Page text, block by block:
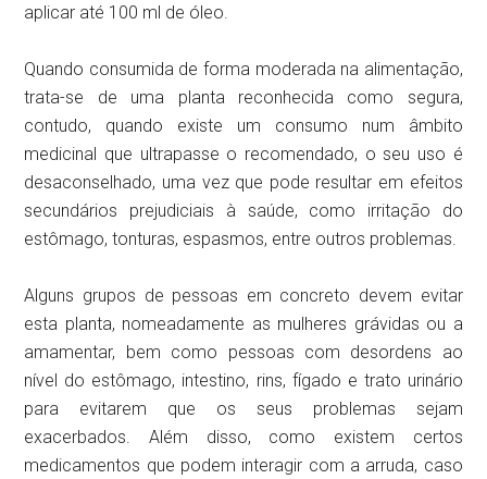
aplicar até 100 ml de óleo.
Quando consumida de forma moderada na alimentação,
trata-se de uma planta reconhecida como segura,
contudo, quando existe um consumo num âmbito
medicinal que ultrapasse o recomendado, o seu uso é
desaconselhado, uma vez que pode resultar em efeitos
secundários prejudiciais à saúde, como irritação do
estômago, tonturas, espasmos, entre outros problemas.
Alguns grupos de pessoas em concreto devem evitar
esta planta, nomeadamente as mulheres grávidas ou a
amamentar, bem como pessoas com desordens ao
nível do estômago, intestino, rins, fígado e trato urinário
para evitarem que os seus problemas sejam
exacerbados. Além disso, como existem certos
medicamentos que podem interagir com a arruda, caso